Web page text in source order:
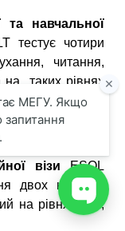
та навчальної
тестує чотири
читання,
таких рівнях
знань
Framework —
візиESOL
двох навичок
на рівнях: A1,